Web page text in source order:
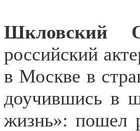
Шкловский
российский
в Москве в
доучившись в
жизнь»: пошел